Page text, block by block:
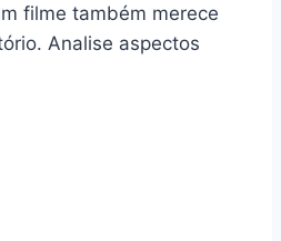
filme também merece
Analise aspectos